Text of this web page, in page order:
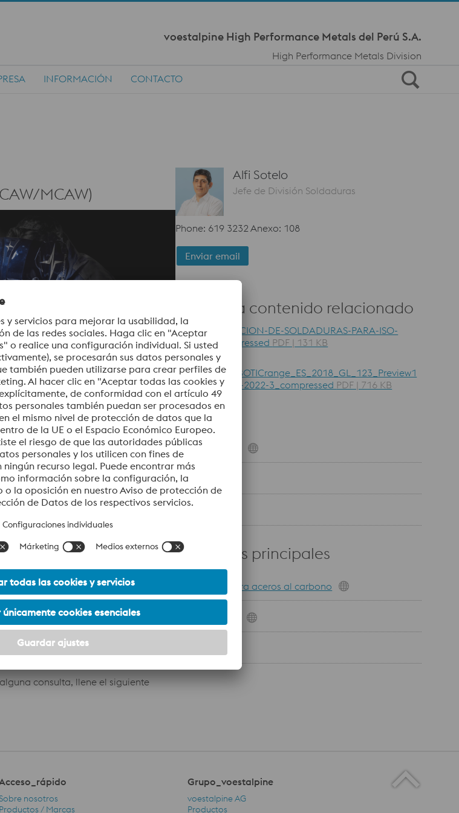
voestalpine High Performance Metals del Perú S.A.
High Performance Metals Division
INFORMACIÓN CONTACTO
MCAW)
soldaduras de alta calidad
tecnología de producción y el
DIN EN ISO 9001. Garantizamos
socios, en todo momento.
y versátil para la soldadura de
escoria de congelación rápida que
escoria de congelación lenta
alta velocidad de avance.
Hoja técnica
Hoja técnica
M12 1 Hoja técnica
consulta, llene el siguiente
Alfi Sotelo
Jefe de División Soldaduras
Phone: 619 3232 Anexo: 108
Enviar email
Descarga contenido relacionado
CONSERVACION-DE-SOLDADURAS-PARA-ISO-
9001_compressed PDF | 131 KB
Catalogo-
UTP_AFROBOTICrange_ES_2018_GL_123_Preview1
_AM_21-10-2022-3_compressed PDF | 716 KB
Links
Sobre nosotros
Contacto
Productos principales
Soldaduras para aceros al carbono
nosotros
Productos / Marcas
Grupo_voestalpine
voestalpine AG
Productos